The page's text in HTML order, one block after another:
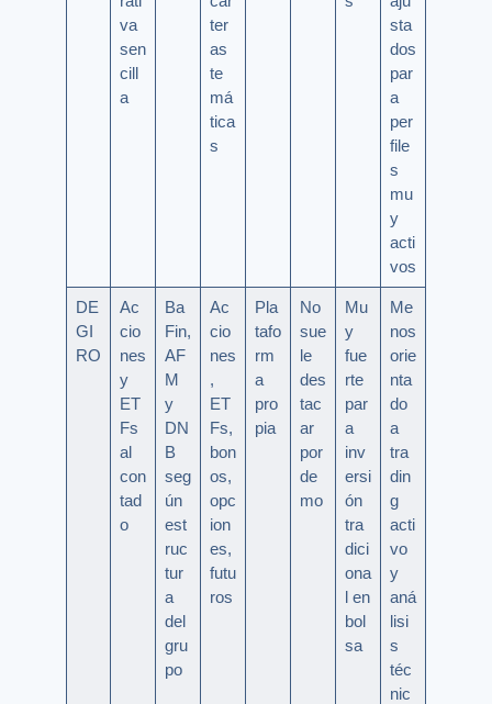
va
sen
cill
a
ter
as
te
má
tica
s
sta
dos
par
a
per
file
s
mu
y
acti
vos
DE
GI
RO
Ac
cio
nes
y
ET
Fs
al
con
tad
o
Ba
Fin,
AF
M
y
DN
B
seg
ún
est
ruc
tur
a
del
gru
po
Ac
cio
nes
,
ET
Fs,
bon
os,
opc
ion
es,
futu
ros
Pla
tafo
rm
a
pro
pia
No
sue
le
des
tac
ar
por
de
mo
Mu
y
fue
rte
par
a
inv
ersi
ón
tra
dici
ona
l en
bol
sa
Me
nos
orie
nta
do
a
tra
din
g
acti
vo
y
aná
lisi
s
téc
nic